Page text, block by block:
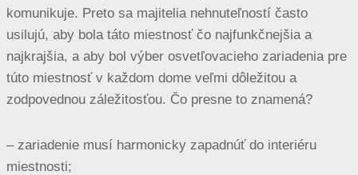
komunikuje. Preto sa majitelia nehnuteľností často
usilujú, aby bola táto miestnosť čo najfunkčnejšia a
najkrajšia, a aby bol výber osvetľovacieho zariadenia pre
túto miestnosť v každom dome veľmi dôležitou a
zodpovednou záležitosťou. Čo presne to znamená?
– zariadenie musí harmonicky zapadnúť do interiéru
miestnosti;